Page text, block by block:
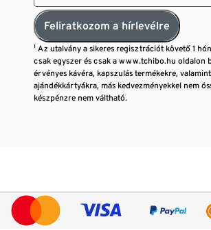
Feliratkozom a hírlevélre
¹ Az utalvány a sikeres regisztrációt követő 1
csak egyszer és csak a www.tchibo.hu oldalon
érvényes kávéra, kapszulás termékekre, valamint
ajándékkártyákra, más kedvezményekkel nem
készpénzre nem váltható.